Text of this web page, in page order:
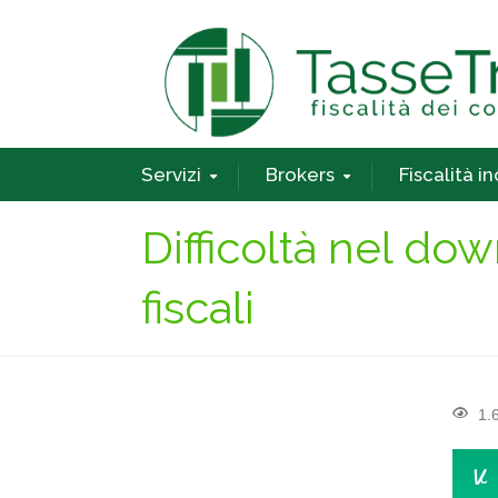
Servizi Brokers Fiscalità
Difficoltà nel
fiscali